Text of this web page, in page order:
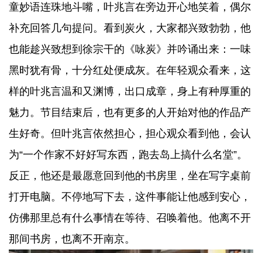
童妙语连珠地斗嘴，叶兆言在旁边开心地笑着，偶尔
补充回答几句提问。看到炭火，大家都兴致勃勃，他
也能趁兴致想到徐宗干的《咏炭》并吟诵出来：一味
黑时犹有骨，十分红处便成灰。在年轻观众看来，这
样的叶兆言温和又渊博，出口成章，身上有种厚重的
魅力。节目结束后，也有更多的人开始对他的作品产
生好奇。但叶兆言依然担心，担心观众看到他，会认
为“一个作家不好好写东西，跑去岛上搞什么名堂”。
反正，他还是最愿意回到他的书房里，坐在写字桌前
打开电脑。不停地写下去，这件事能让他感到安心，
仿佛那里总有什么事情在等待、召唤着他。他离不开
那间书房，也离不开南京。